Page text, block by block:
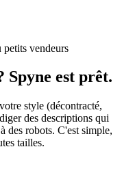
vendeurs
Spyne est prêt.
style (décontracté,
des descriptions qui
des robots. C'est simple,
tailles.